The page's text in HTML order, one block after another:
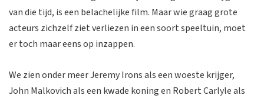
van die tijd, is een belachelijke film. Maar wie graag grote
acteurs zichzelf ziet verliezen in een soort speeltuin, moet
er toch maar eens op inzappen.
We zien onder meer Jeremy Irons als een woeste krijger,
John Malkovich als een kwade koning en Robert Carlyle als